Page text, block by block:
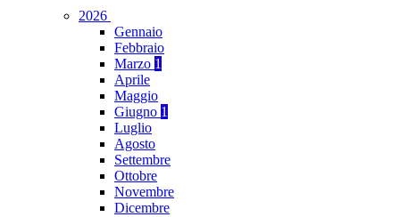
2026
Gennaio
Febbraio
Marzo 1
Aprile
Maggio
Giugno 1
Luglio
Agosto
Settembre
Ottobre
Novembre
Dicembre